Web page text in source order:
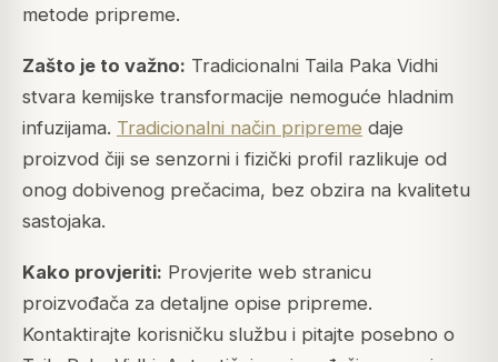
metode pripreme.
Zašto je to važno: Tradicionalni Taila Paka Vidhi
stvara kemijske transformacije nemoguće hladnim
infuzijama. Tradicionalni način pripreme daje
proizvod čiji se senzorni i fizički profil razlikuje od
onog dobivenog prečacima, bez obzira na kvalitetu
sastojaka.
Kako provjeriti: Provjerite web stranicu
proizvođača za detaljne opise pripreme.
Kontaktirajte korisničku službu i pitajte posebno o